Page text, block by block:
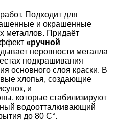
Подходит для
и окрашенные
металлов. Придаёт
«ручной
неровности металла
подкрашивания
основного слоя краски. В
хлопья, создающие
и
которые стабилизируют
водоотталкивающий
до 80 С°.